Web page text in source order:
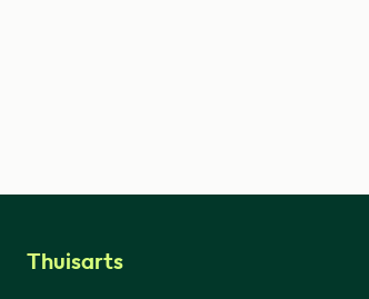
Thuisarts